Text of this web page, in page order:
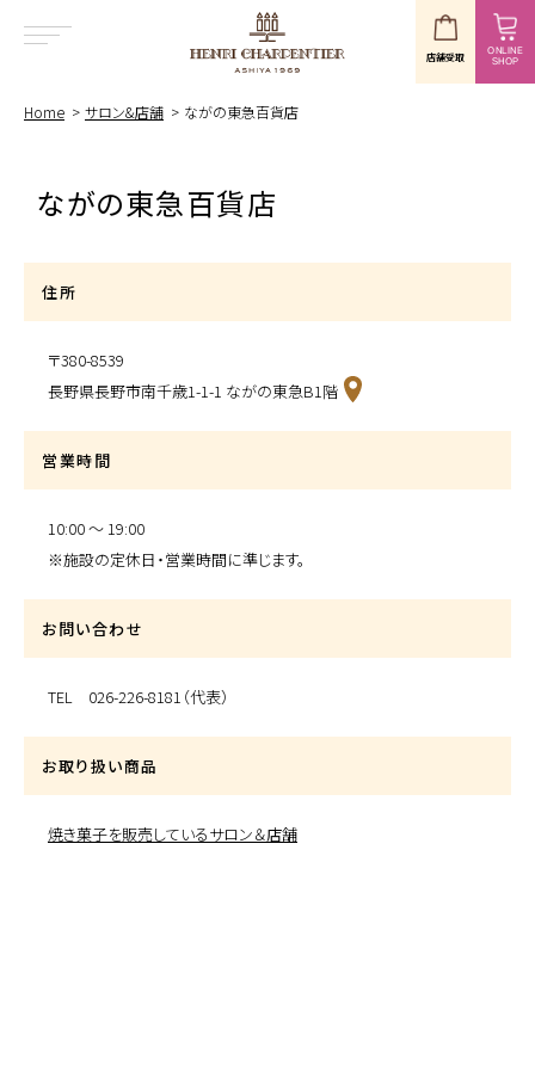
店舗受取 ONLINE
SHOP
Home サロン&店舗 ながの東急百貨店
ながの東急百貨店
住所
〒380-8539
長野県長野市南千歳1-1-1 ながの東急B1階
営業時間
10:00 〜 19:00
※施設の定休日・営業時間に準じます。
お問い合わせ
TEL 026-226-8181（代表）
お取り扱い商品
焼き菓子を販売しているサロン＆店舗